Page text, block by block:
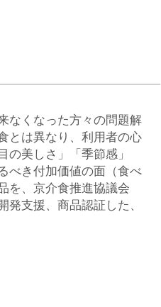
なくなった方々の問題解
とは異なり、利用者の心
美しさ」「季節感」
べき付加価値の面（食べ
を、京介食推進協議会
支援、商品認証した、